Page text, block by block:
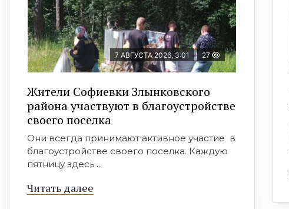
7 АВГУСТА 2026, 3:01 27
Жители Софиевки Злынковского
района участвуют в благоустройстве
своего поселка
Они всегда принимают активное участие в
благоустройстве своего поселка. Каждую
пятницу здесь ...
Читать далее